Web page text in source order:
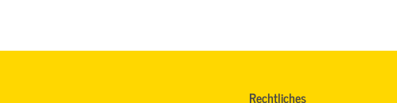
Rechtliches